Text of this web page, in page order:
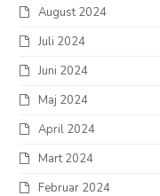
August 2024
Juli 2024
Juni 2024
Maj 2024
April 2024
Mart 2024
Februar 2024